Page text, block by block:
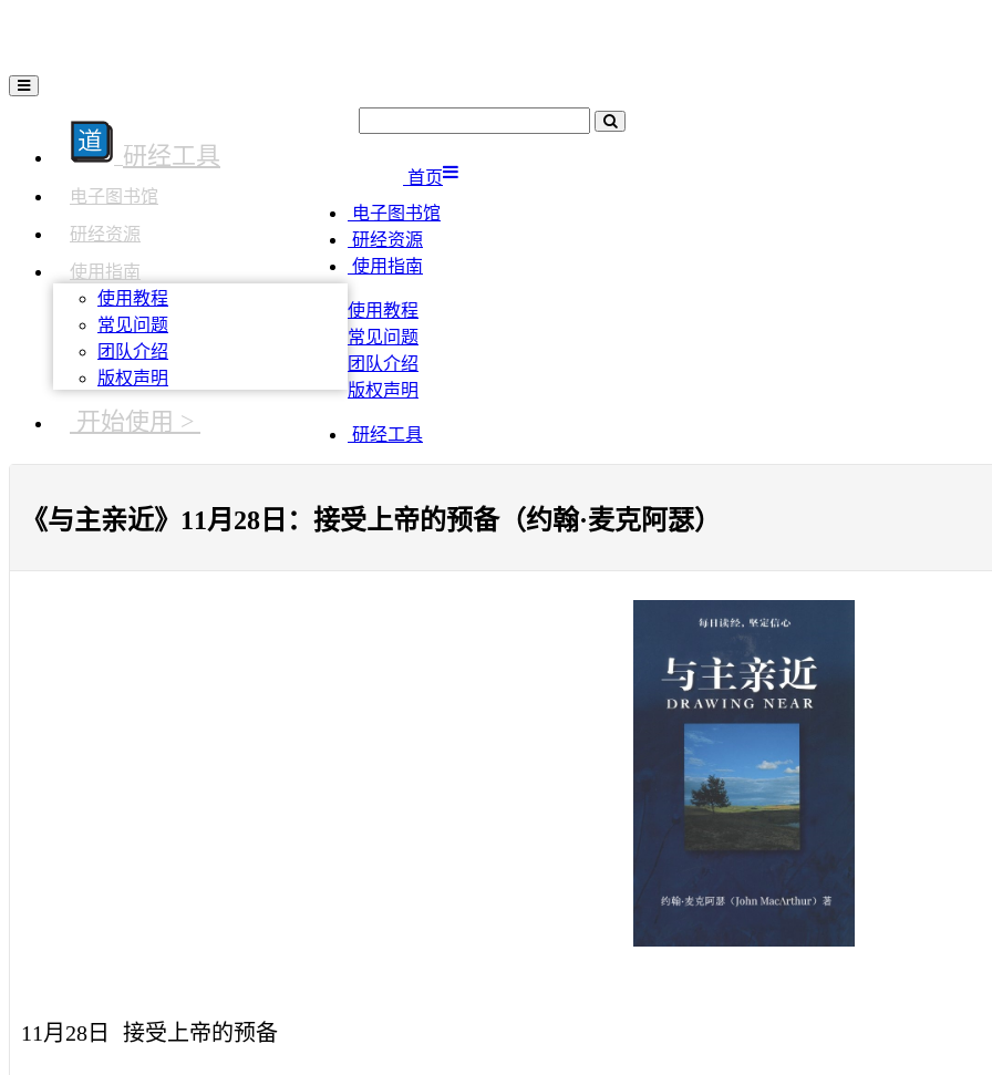
研经工具
电子图书馆
研经资源
使用指南
使用教程
常见问题
团队介绍
版权声明
开始使用 >
首页
电子图书馆
研经资源
使用指南
使用教程
常见问题
团队介绍
版权声明
研经工具
《与主亲近》11月28日：接受上帝的预备（约翰·麦克阿瑟）
11月28日 接受上帝的预备